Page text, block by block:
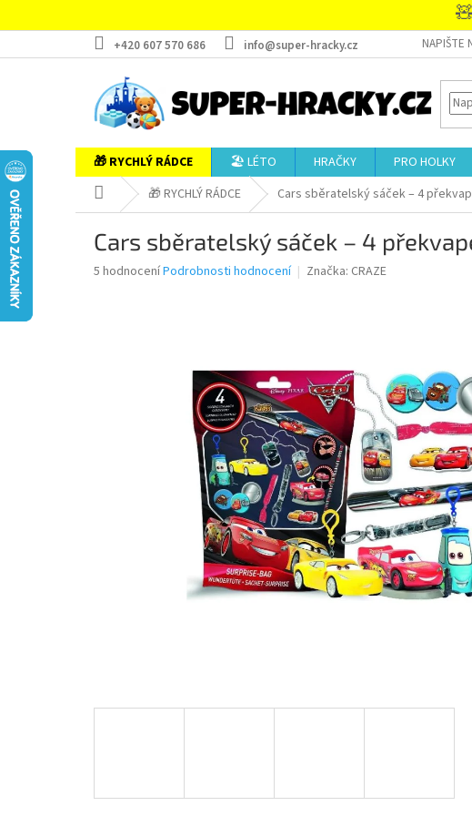
+420 607 570 686 info@super-hracky.cz NAPIŠTE
🎁 RYCHLÝ RÁDCE 🏖️ LÉTO HRAČKY PRO HOLKY
Domů 🎁 RYCHLÝ RÁDCE Cars sběratelský sáček – 4
Cars sběratelský sáček – 4
Průměrné
5 hodnoceníPodrobnosti hodnocení Značka: CRAZE